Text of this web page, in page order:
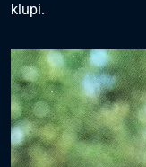
klupi.